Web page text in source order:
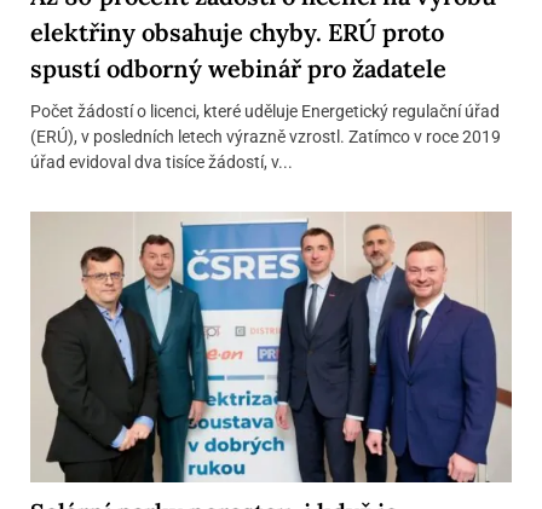
elektřiny obsahuje chyby. ERÚ proto
spustí odborný webinář pro žadatele
Počet žádostí o licenci, které uděluje Energetický regulační úřad
(ERÚ), v posledních letech výrazně vzrostl. Zatímco v roce 2019
úřad evidoval dva tisíce žádostí, v...